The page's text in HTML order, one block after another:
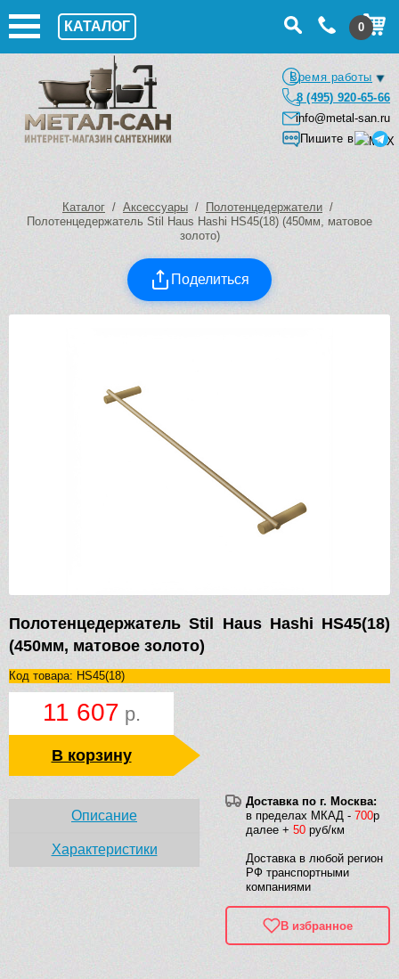
КАТАЛОГ 0
Время работы
8 (495) 920-65-66
info@metal-san.ru
Пишите в
Каталог / Аксессуары / Полотенцедержатели /
Полотенцедержатель Stil Haus Hashi HS45(18) (450мм, матовое
золото)
Поделиться
Полотенцедержатель Stil Haus Hashi HS45(18)
(450мм, матовое золото)
Код товара: HS45(18)
11 607 р.
В корзину
Доставка по г. Москва:
в пределах МКАД - 700р
далее + 50 руб/км
Доставка в любой регион
РФ транспортными
компаниями
В избранное
Описание
Характеристики